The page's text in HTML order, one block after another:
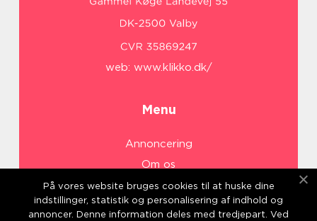
web: www.klikko.dk/
Menu
Annoncering
Om os
Cookies
Kontakt os
På vores website bruges cookies til at huske dine
indstillinger, statistik og personalisering af indhold og
annoncer. Denne information deles med tredjepart. Ved